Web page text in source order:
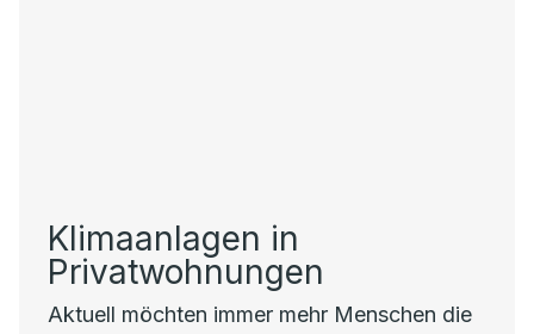
Klimaanlagen in
Privatwohnungen
Aktuell möchten immer mehr Menschen die